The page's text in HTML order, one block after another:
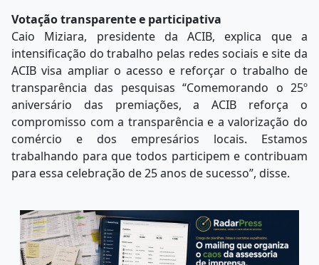
Votação transparente e participativa
Caio Miziara, presidente da ACIB, explica que a
intensificação do trabalho pelas redes sociais e site da
ACIB visa ampliar o acesso e reforçar o trabalho de
transparência das pesquisas “Comemorando o 25º
aniversário das premiações, a ACIB reforça o
compromisso com a transparência e a valorização do
comércio e dos empresários locais. Estamos
trabalhando para que todos participem e contribuam
para essa celebração de 25 anos de sucesso”, disse.